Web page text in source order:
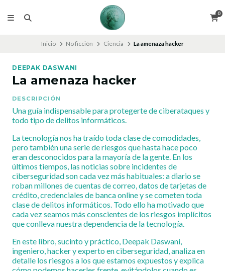
0
Inicio No ficción Ciencia La amenaza hacker
DEEPAK DASWANI
La amenaza hacker
DESCRIPCIÓN
Una guía indispensable para protegerte de ciberataques y
todo tipo de delitos informáticos.
La tecnología nos ha traído toda clase de comodidades,
pero también una serie de riesgos que hasta hace poco
eran desconocidos para la mayoría de la gente. En los
últimos tiempos, las noticias sobre incidentes de
ciberseguridad son cada vez más habituales: a diario se
roban millones de cuentas de correo, datos de tarjetas de
crédito, credenciales de banca online y se cometen toda
clase de delitos informáticos. Todo ello ha motivado que
cada vez seamos más conscientes de los riesgos implícitos
que conlleva nuestra dependencia de la tecnología.
En este libro, sucinto y práctico, Deepak Daswani,
ingeniero, hacker y experto en ciberseguridad, analiza en
detalle los riesgos a los que estamos expuestos y explica